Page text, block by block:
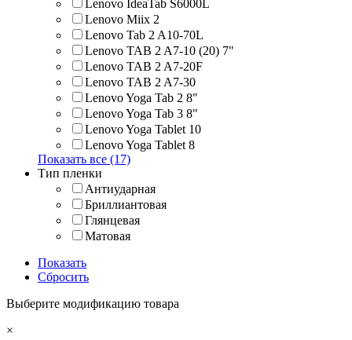
Lenovo IdeaTab S6000L
Lenovo Miix 2
Lenovo Tab 2 A10-70L
Lenovo TAB 2 A7-10 (20) 7"
Lenovo TAB 2 A7-20F
Lenovo TAB 2 A7-30
Lenovo Yoga Tab 2 8"
Lenovo Yoga Tab 3 8"
Lenovo Yoga Tablet 10
Lenovo Yoga Tablet 8
Показать все (17)
Тип пленки
Антиударная
Бриллиантовая
Глянцевая
Матовая
Показать
Сбросить
Выберите модификацию товара
×